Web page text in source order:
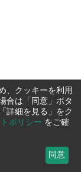
、クッキーを利用
合は「同意」ボタ
詳細を見る」をク
ポリシー をご確
同意